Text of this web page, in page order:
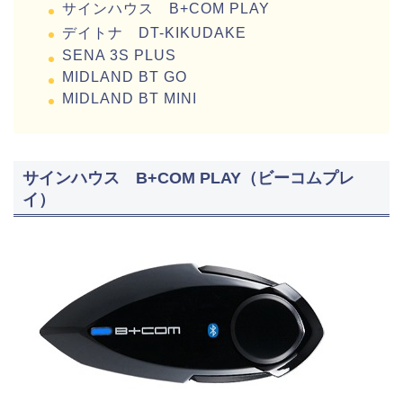
サインハウス B+COM PLAY
デイトナ DT-KIKUDAKE
SENA 3S PLUS
MIDLAND BT GO
MIDLAND BT MINI
サインハウス B+COM PLAY（ビーコムプレ
イ）